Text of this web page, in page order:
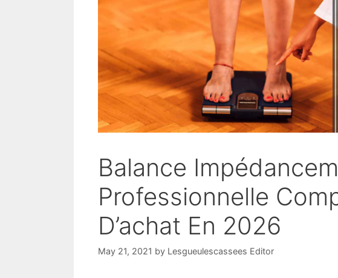
Balance
Professionnelle
D’achat En 2026
May 21, 2021 by Lesgueulescassees Editor